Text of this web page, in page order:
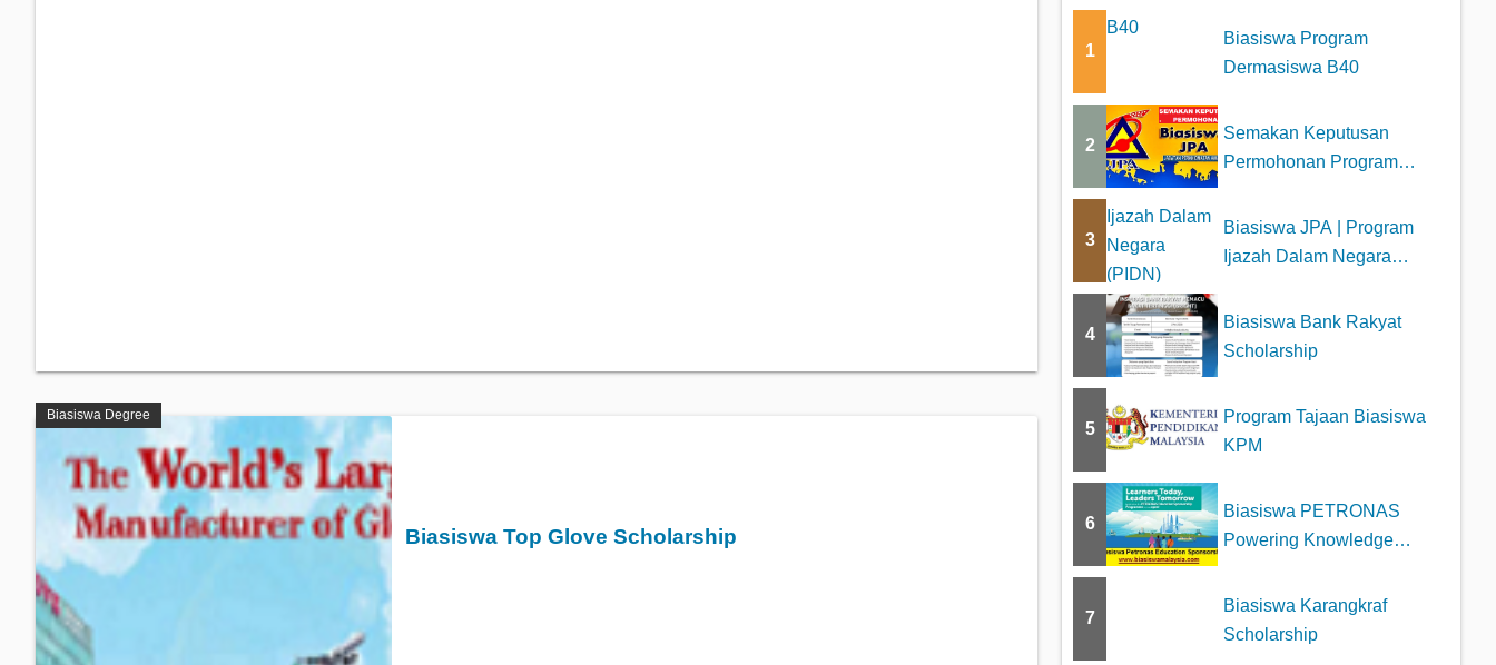
Biasiswa Degree
Biasiswa Top Glove Scholarship
1
Biasiswa Program
Dermasiswa B40
2
Semakan Keputusan
Permohonan Program
3
Biasiswa JPA | Program
Ijazah Dalam Negara
4
Biasiswa Bank Rakyat
Scholarship
5
Program Tajaan Biasiswa
KPM
6
Biasiswa PETRONAS
Powering Knowledge
7
Biasiswa Karangkraf
Scholarship